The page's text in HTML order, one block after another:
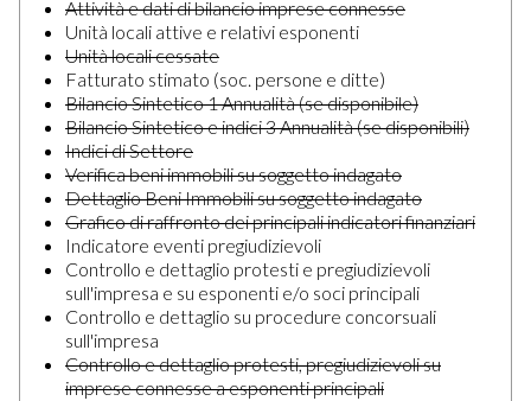
Attività e dati di bilancio imprese connesse
Unità locali attive e relativi esponenti
Unità locali cessate
Fatturato stimato (soc. persone e ditte)
Bilancio Sintetico 1 Annualità (se disponibile)
Bilancio Sintetico e indici 3 Annualità (se disponibili)
Indici di Settore
Verifica beni immobili su soggetto indagato
Dettaglio Beni Immobili su soggetto indagato
Grafico di raffronto dei principali indicatori finanziari
Indicatore eventi pregiudizievoli
Controllo e dettaglio protesti e pregiudizievoli
sull'impresa e su esponenti e/o soci principali
Controllo e dettaglio su procedure concorsuali
sull'impresa
Controllo e dettaglio protesti, pregiudizievoli su
imprese connesse a esponenti principali